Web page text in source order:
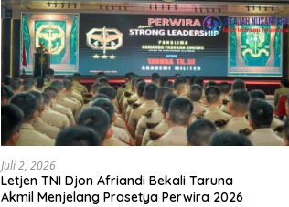
Juli 2, 2026
Letjen TNI Djon Afriandi Bekali Taruna
Akmil Menjelang Prasetya Perwira 2026